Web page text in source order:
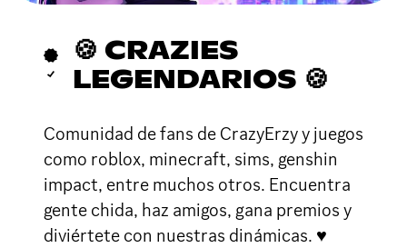
🍪 CRAZIES
LEGENDARIOS 🍪
Comunidad de fans de CrazyErzy y juegos
como roblox, minecraft, sims, genshin
impact, entre muchos otros. Encuentra
gente chida, haz amigos, gana premios y
diviértete con nuestras dinámicas. ♥